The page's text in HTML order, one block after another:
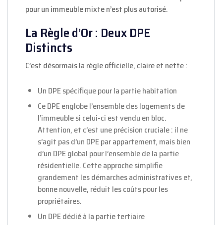
pour un immeuble mixte n’est plus autorisé.
La Règle d’Or : Deux DPE
Distincts
C’est désormais la règle officielle, claire et nette :
Un DPE spécifique pour la partie habitation
Ce DPE englobe l’ensemble des logements de
l’immeuble si celui-ci est vendu en bloc.
Attention, et c’est une précision cruciale : il ne
s’agit pas d’un DPE par appartement, mais bien
d’un DPE global pour l’ensemble de la partie
résidentielle. Cette approche simplifie
grandement les démarches administratives et,
bonne nouvelle, réduit les coûts pour les
propriétaires.
Un DPE dédié à la partie tertiaire